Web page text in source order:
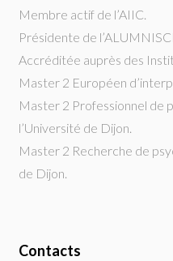
Membre actif de l’AIIC.
Présidente de
Accréditée auprès des
Master 2 Européen
Master 2 Professionnel de
l’Université de Dijon.
Master 2 Recherche de
de Dijon.
Contacts